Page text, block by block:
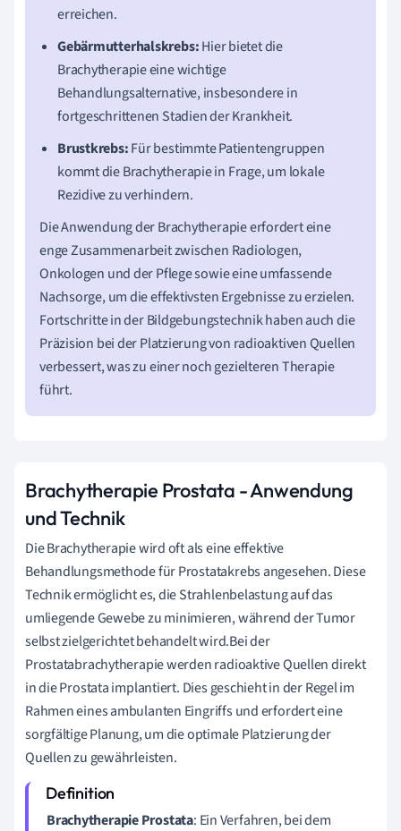
erreichen.
Gebärmutterhalskrebs:Hier bietet die
Brachytherapie eine wichtige
Behandlungsalternative, insbesondere in
fortgeschrittenen Stadien der Krankheit.
Brustkrebs:Für bestimmte Patientengruppen
kommt die Brachytherapie in Frage, um lokale
Rezidive zu verhindern.
Die Anwendung der Brachytherapie erfordert eine
enge Zusammenarbeit zwischen Radiologen,
Onkologen und der Pflege sowie eine umfassende
Nachsorge, um die effektivsten Ergebnisse zu erzielen.
Fortschritte in der Bildgebungstechnik haben auch die
Präzision bei der Platzierung von radioaktiven Quellen
verbessert, was zu einer noch gezielteren Therapie
führt.
Brachytherapie Prostata - Anwendung
und Technik
Die Brachytherapie wird oft als eine effektive
Behandlungsmethode für Prostatakrebs angesehen. Diese
Technik ermöglicht es, die Strahlenbelastung auf das
umliegende Gewebe zu minimieren, während der Tumor
selbst zielgerichtet behandelt wird.Bei der
Prostatabrachytherapie werden radioaktive Quellen direkt
in die Prostata implantiert. Dies geschieht in der Regel im
Rahmen eines ambulanten Eingriffs und erfordert eine
sorgfältige Planung, um die optimale Platzierung der
Quellen zu gewährleisten.
Brachytherapie Prostata: Ein Verfahren, bei dem